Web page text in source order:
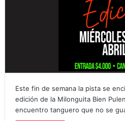
Este fin de semana la pista se
edición de la Milonguita Bien
encuentro tanguero que no se